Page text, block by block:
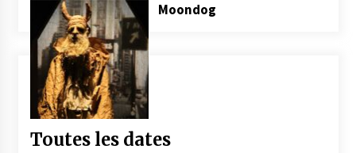
Moondog
Toutes les dates